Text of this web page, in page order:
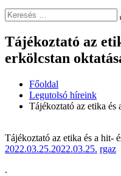
Keresés:
Tájékoztató az
erkölcstan
Főoldal
Legutolsó híreink
Tájékoztató az etika és
Tájékoztató az etika és a hit-
2022.03.25.2022.03.25. rgaz
.